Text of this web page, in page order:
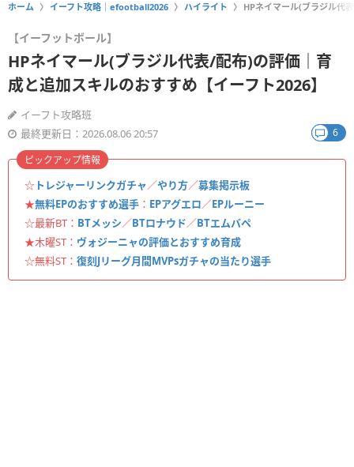
ホーム イーフト攻略｜efootball2026 ハイライト HPネイマール(ブラジル代
【イーフットボール】
HPネイマール(ブラジル代表/配布)の評価｜育
成と追加スキルのおすすめ【イーフト2026】
イーフト攻略班
最終更新日：2026.08.06 20:57
6
☆ トレジャーリンクガチャ／やり方／募集掲示板
★無料EPのおすすめ選手 ： EPアグエロ／EPルーニー
☆最新BT： BTメッシ／BTロナウド／BTエムバペ
★木曜ST： ヴォジーニャの評価とおすすめ育成
☆無料ST： 復刻Jリーグ月間MVPsガチャの当たり選手
ピックアップ情報